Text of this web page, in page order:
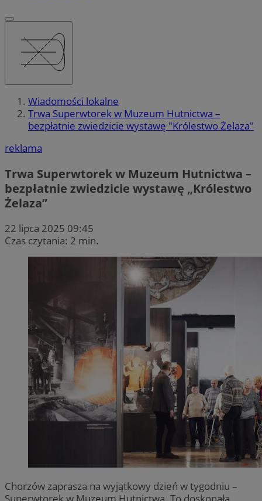
Wiadomości lokalne
Trwa Superwtorek w Muzeum Hutnictwa –
bezpłatnie zwiedzicie wystawę "Królestwo Żelaza"
reklama
Trwa Superwtorek w Muzeum Hutnictwa –
bezpłatnie zwiedzicie wystawę „Królestwo
Żelaza”
22 lipca 2025 09:45
Czas czytania: 2 min.
Chorzów zaprasza na wyjątkowy dzień w tygodniu –
Superwtorek w Muzeum Hutnictwa. To doskonała